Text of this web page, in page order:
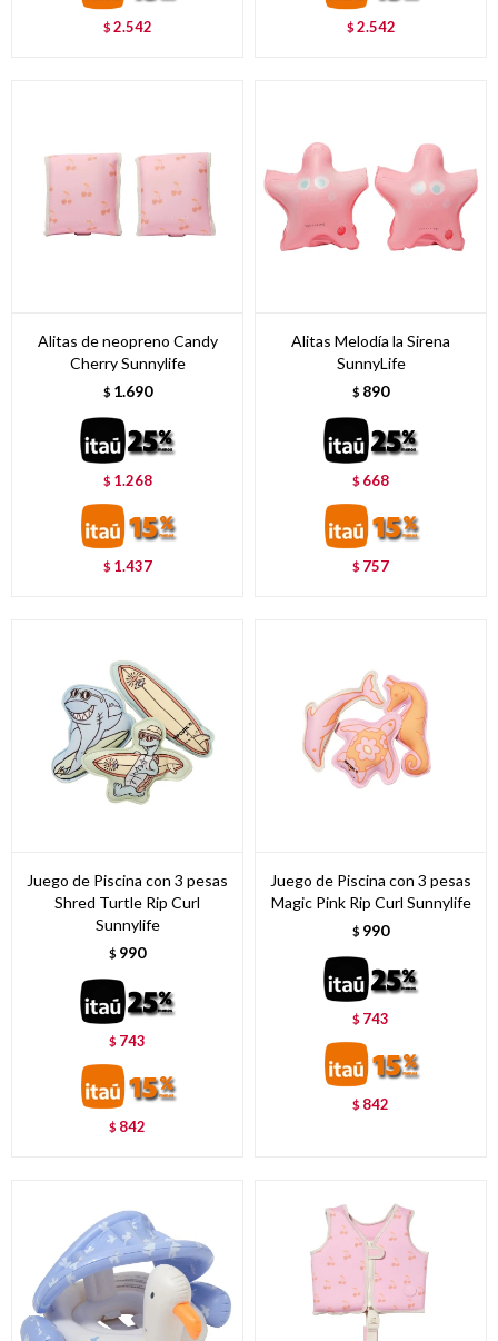
$2.542 $2.542
Alitas de neopreno Candy
Cherry Sunnylife
$ 1.690
$ 1.268
$ 1.437
Alitas Melodía la Sirena
SunnyLife
$ 890
$ 668
$ 757
Juego de Piscina con 3 pesas
Shred Turtle Rip Curl
Sunnylife
$ 990
$ 743
$ 842
Juego de Piscina con 3 pesas
Magic Pink Rip Curl Sunnylife
$ 990
$ 743
$ 842